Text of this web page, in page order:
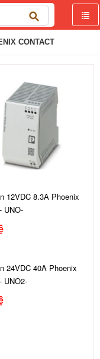
CONTACT
12VDC 8.3A Phoenix
UNO-
100W
24VDC 40A Phoenix
UNO2-
960W